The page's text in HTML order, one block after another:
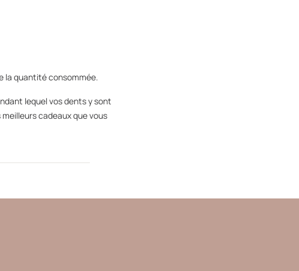
la quantité consommée.
lequel vos dents y sont
cadeaux que vous